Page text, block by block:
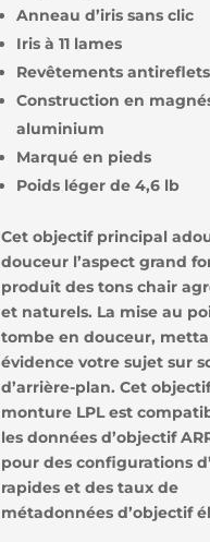
Anneau d’iris sans clic
Iris à 11 lames
Revêtements antireflets
Construction en
aluminium
Marqué en pieds
Poids léger de 4,6 lb
Cet objectif principal
douceur l’aspect grand
produit des tons chair
et naturels. La mise au
tombe en douceur,
évidence votre sujet sur
d’arrière-plan. Cet
monture LPL est
les données d’objectif
pour des configurations
rapides et des taux de
métadonnées d’objectif